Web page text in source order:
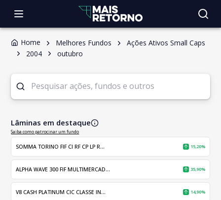
Home Melhores Fundos
Ações Ativos Small Caps
2004
outubro
Lâminas em destaque
Saiba como patrocinar um fundo
SOMMA TORINO FIF CI RF CP LP R... 15,20%
ALPHA WAVE 300 FIF MULTIMERCAD... 35,90%
V8 CASH PLATINUM CIC CLASSE IN... 14,90%